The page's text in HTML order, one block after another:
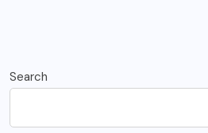
Search